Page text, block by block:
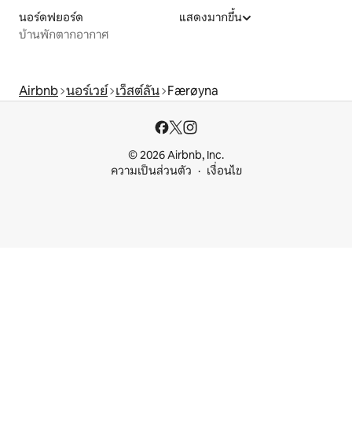
นอร์ดฟยอร์ด
บ้านพักตากอากาศ
แสดงมากขึ้น
Airbnb นอร์เวย์ เว็สต์ลัน Færøyna
© 2026 Airbnb, Inc.
ความเป็นส่วนตัว
เงื่อนไข